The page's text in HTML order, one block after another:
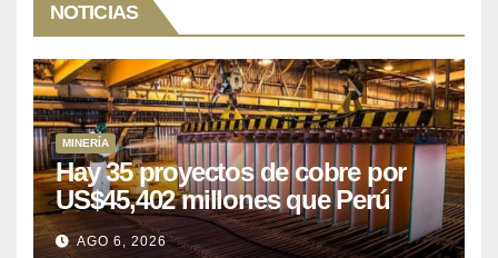
NOTICIAS
MINERÍA
Hay 35 proyectos de cobre por
US$45,402 millones que Perú
puede aprovechar
AGO 6, 2026